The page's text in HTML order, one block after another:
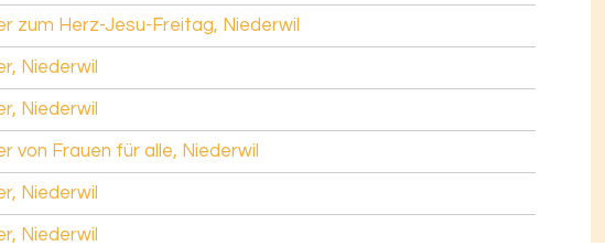
zum Herz-Jesu-Freitag, Niederwil
Niederwil
Niederwil
von Frauen für alle, Niederwil
Niederwil
Niederwil